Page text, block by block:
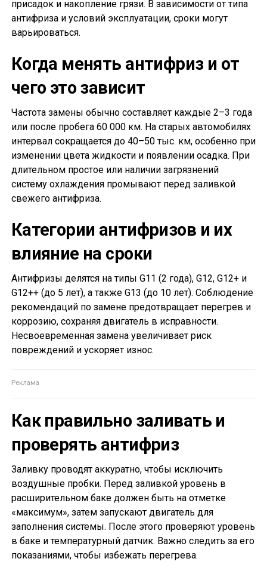
присадок и накопление грязи. В зависимости от типа
антифриза и условий эксплуатации, сроки могут
варьироваться.
Когда менять антифриз и от
чего это зависит
Частота замены обычно составляет каждые 2–3 года
или после пробега 60 000 км. На старых автомобилях
интервал сокращается до 40–50 тыс. км, особенно при
изменении цвета жидкости и появлении осадка. При
длительном простое или наличии загрязнений
систему охлаждения промывают перед заливкой
свежего антифриза.
Категории антифризов и их
влияние на сроки
Антифризы делятся на типы G11 (2 года), G12, G12+ и
G12++ (до 5 лет), а также G13 (до 10 лет). Соблюдение
рекомендаций по замене предотвращает перегрев и
коррозию, сохраняя двигатель в исправности.
Несвоевременная замена увеличивает риск
повреждений и ускоряет износ.
Как правильно заливать и
проверять антифриз
Заливку проводят аккуратно, чтобы исключить
воздушные пробки. Перед заливкой уровень в
расширительном баке должен быть на отметке
«максимум», затем запускают двигатель для
заполнения системы. После этого проверяют уровень
в баке и температурный датчик. Важно следить за его
показаниями, чтобы избежать перегрева.